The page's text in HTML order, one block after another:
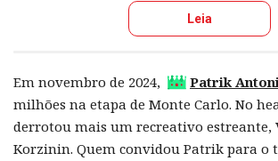
Leia
Em novembro de 2024, Patrik
milhões na etapa de Monte Carlo. No
derrotou mais um recreativo
Korzinin. Quem convidou Patrik para o